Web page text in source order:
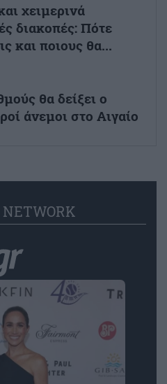
χειμερινά
διακοπές: Πότε
και ποιους θα...
θα δείξει ο
άνεμοι στο Αιγαίο